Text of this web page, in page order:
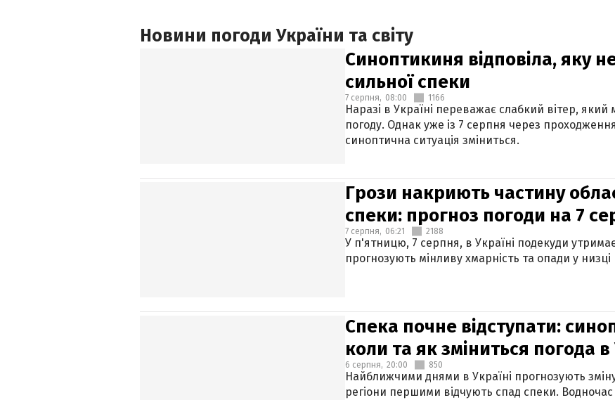
Новини погоди України та світу
Синоптикиня відповіла, яку
сильної спеки
7 серпня, 08:00 1166
Наразі в Україні переважає слабкий вітер,
погоду. Однак уже із 7 серпня через
синоптична ситуація зміниться.
Грози накриють частину
спеки: прогноз погоди на 7
7 серпня, 06:21 2188
У п'ятницю, 7 серпня, в Україні подекуди
прогнозують мінливу хмарність та опади у низці
Спека почне відступати:
коли та як зміниться погода в
6 серпня, 20:00 850
Найближчими днями в Україні прогнозують зміну
регіони першими відчують спад спеки.